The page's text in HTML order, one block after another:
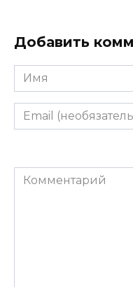
Добавить
Имя
Email
(необязательно)
Комментарий